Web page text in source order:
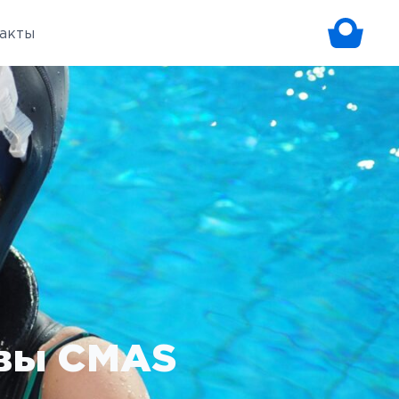
CMAS